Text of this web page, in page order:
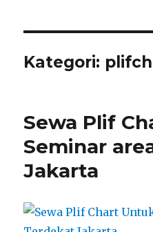
Kategori:
Sewa Plif
Seminar
Jakarta